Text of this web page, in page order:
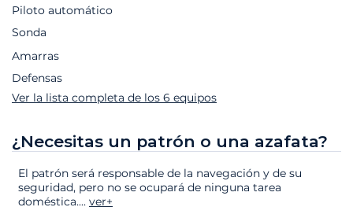
Piloto automático
Sonda
Amarras
Defensas
Ver la lista completa de los 6 equipos
¿Necesitas un patrón o una azafata?
El patrón será responsable de la navegación y de su
seguridad, pero no se ocupará de ninguna tarea
doméstica.... ver+